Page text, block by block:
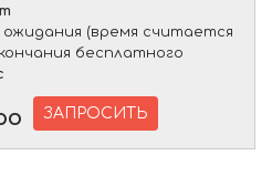
(время считается
бесплатного
ЗАПРОСИТЬ